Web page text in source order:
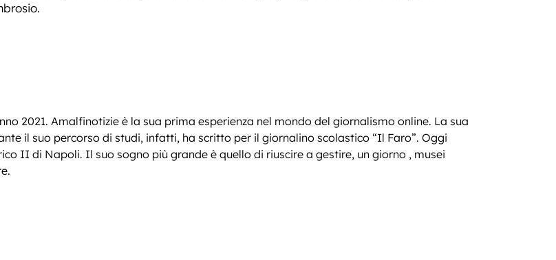
2021. Amalfinotizie è la sua prima esperienza nel mondo del giornalismo online. La sua
il suo percorso di studi, infatti, ha scritto per il giornalino scolastico “Il Faro”. Oggi
II di Napoli. Il suo sogno più grande è quello di riuscire a gestire, un giorno , musei